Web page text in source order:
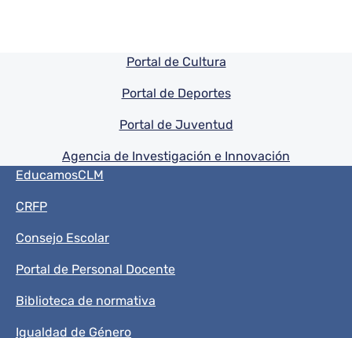
Pie de pagina información
Portal de Cultura
Portal de Deportes
Portal de Juventud
Agencia de Investigación e Innovación
Menú del pie
EducamosCLM
CRFP
Consejo Escolar
Portal de Personal Docente
Biblioteca de normativa
Igualdad de Género